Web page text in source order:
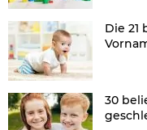
Die 21
30